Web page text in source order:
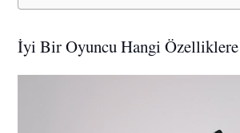
İyi Bir Oyuncu Hangi